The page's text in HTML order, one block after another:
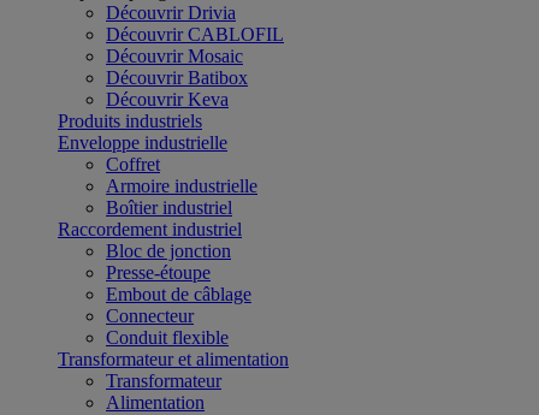
Découvrir Drivia
Découvrir CABLOFIL
Découvrir Mosaic
Découvrir Batibox
Découvrir Keva
Produits industriels
Enveloppe industrielle
Coffret
Armoire industrielle
Boîtier industriel
Raccordement industriel
Bloc de jonction
Presse-étoupe
Embout de câblage
Connecteur
Conduit flexible
Transformateur et alimentation
Transformateur
Alimentation